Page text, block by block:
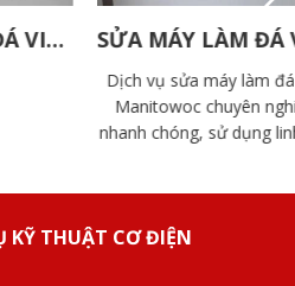
ELIP SỬA MÁY LÀM ĐÁ VIÊN MANITOWOC
Dịch vụ sửa máy làm đá viên
Manitowoc chuyên nghiệp,
nhanh chóng, sử dụng linh kiện
KỸ THUẬT CƠ ĐIỆN